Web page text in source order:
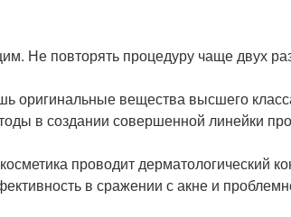
Не повторять процедуру чаще двух
оригинальные вещества высшего
в создании совершенной линейки
проводит дерматологический
в сражении с акне и